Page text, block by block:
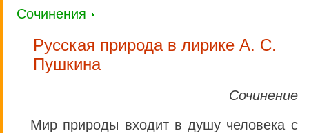
Сочинения
Русская природа в лирике А. С.
Пушкина
Сочинение
Мир природы входит в душу человека с